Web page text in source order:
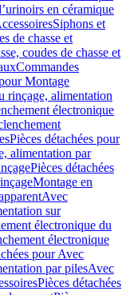
en céramique
Siphons et
de chasse et
coudes de chasse et
Commandes
Montage
rinçage, alimentation
électronique
Pièces détachées pour
alimentation par
Pièces détachées
Montage en
Avec
sur
électronique du
électronique
pour Avec
par pilesAvec
Pièces détachées